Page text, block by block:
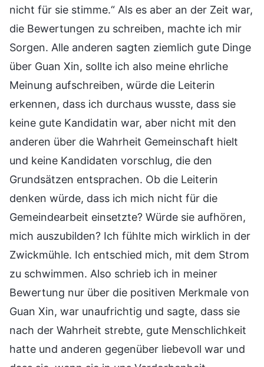
nicht für sie stimme.“ Als es aber an der Zeit war,
die Bewertungen zu schreiben, machte ich mir
Sorgen. Alle anderen sagten ziemlich gute Dinge
über Guan Xin, sollte ich also meine ehrliche
Meinung aufschreiben, würde die Leiterin
erkennen, dass ich durchaus wusste, dass sie
keine gute Kandidatin war, aber nicht mit den
anderen über die Wahrheit Gemeinschaft hielt
und keine Kandidaten vorschlug, die den
Grundsätzen entsprachen. Ob die Leiterin
denken würde, dass ich mich nicht für die
Gemeindearbeit einsetzte? Würde sie aufhören,
mich auszubilden? Ich fühlte mich wirklich in der
Zwickmühle. Ich entschied mich, mit dem Strom
zu schwimmen. Also schrieb ich in meiner
Bewertung nur über die positiven Merkmale von
Guan Xin, war unaufrichtig und sagte, dass sie
nach der Wahrheit strebte, gute Menschlichkeit
hatte und anderen gegenüber liebevoll war und